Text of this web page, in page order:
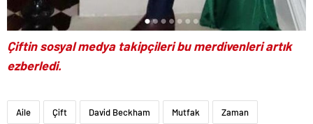
Çiftin sosyal medya takipçileri bu merdivenleri artık
ezberledi.
Aile Çift David Beckham Mutfak Zaman